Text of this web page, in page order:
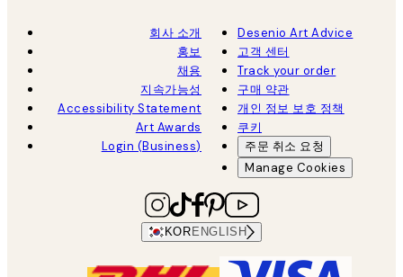
회사 소개
홍보
채용
지속가능성
Accessibility Statement
Art Awards
Login (Business)
Desenio Art Advice
고객 센터
Track your order
구매 약관
개인 정보 보호 정책
쿠키
주문 취소 요청
Manage Cookies
KOR ENGLISH